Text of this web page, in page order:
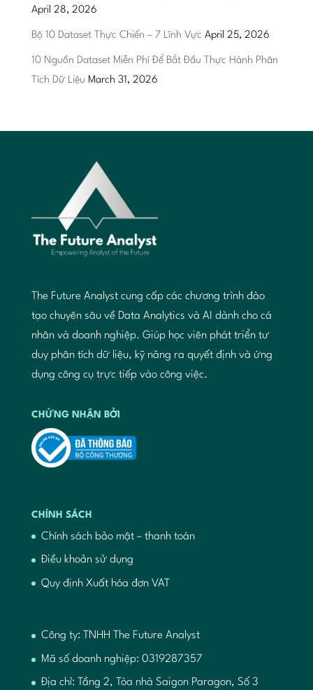
April 28, 2026
Bộ 10 Dataset Thực Chiến – 7 Lĩnh Vực April 25, 2026
10 Nguồn Dataset Miễn Phí Để Bắt Đầu Thực Hành Phân
Tích Dữ Liệu March 31, 2026
The Future Analyst cung cấp các chương trình đào
tạo chuyên sâu về Data Analytics và AI dành cho cá
nhân và doanh nghiệp. Giúp học viên phát triển tư
duy phân tích dữ liệu, kỹ năng ra quyết định và ứng
dụng công cụ trực tiếp vào công việc.
CHỨNG NHẬN BỞI
CHÍNH SÁCH
Chính sách bảo mật – thanh toán
Điều khoản sử dụng
Quy định Xuất hóa đơn VAT
Công ty: TNHH The Future Analyst
Mã số doanh nghiệp: 0319287357
Địa chỉ: Tầng 2, Tòa nhà Saigon Paragon, Số 3